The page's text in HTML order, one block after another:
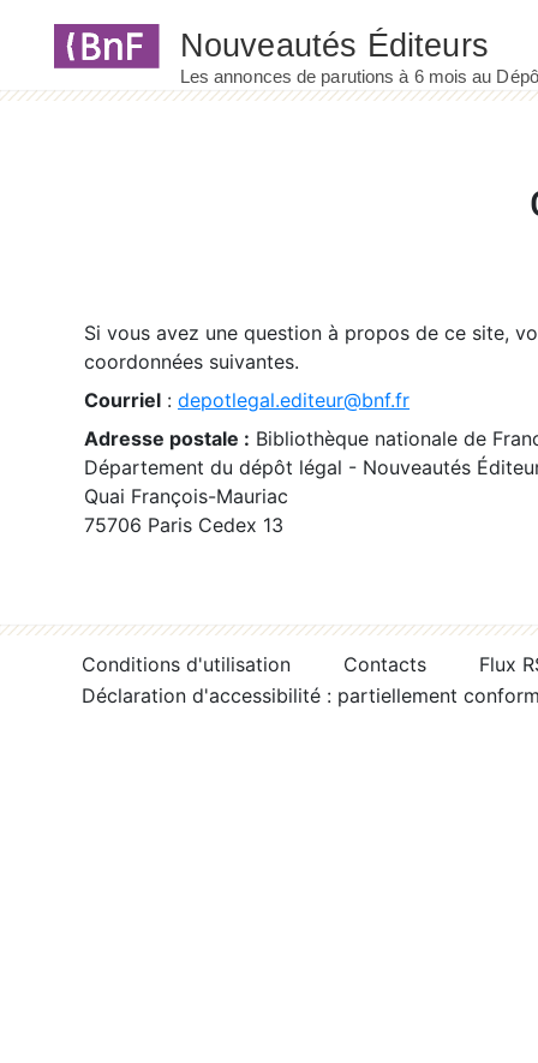
Si vous avez une question à propos de ce site,
coordonnées suivantes.
Courriel : depotlegal.editeur@bnf.fr
Adresse postale : Bibliothèque nationale de
Département du dépôt légal - Nouveautés
Quai François-Mauriac
75706 Paris Cedex 13
Conditions d'utilisation Contacts
Flux
Déclaration d'accessibilité : partiellement